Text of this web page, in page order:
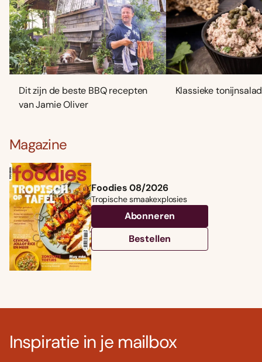
Dit zijn de beste BBQ recepten
van Jamie Oliver
Klassieke
Magazine
Foodies 08/2026
Tropische smaakexplosies
Abonneren
Bestellen
Inspiratie in je mailbox